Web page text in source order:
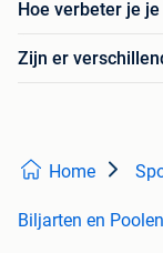
Hoe verbeter je
Zijn er
Home
Biljarten en Poolen